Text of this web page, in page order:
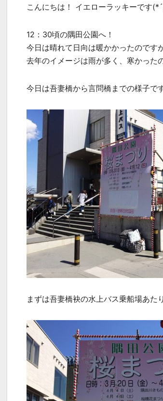
こんにちは！ イエローラッキーです
12：30頃の隅田公園へ！
今日は晴れて日向は暖かかったのです
去年のイメージは雨が多く、寒かった
今日は吾妻橋から言問橋までの様子です
まずは吾妻橋袂の水上バス乗船場あた